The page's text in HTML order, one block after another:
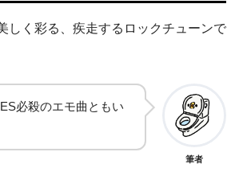
しく彩る、疾走するロックチューンで
必殺のエモ曲ともい
筆者